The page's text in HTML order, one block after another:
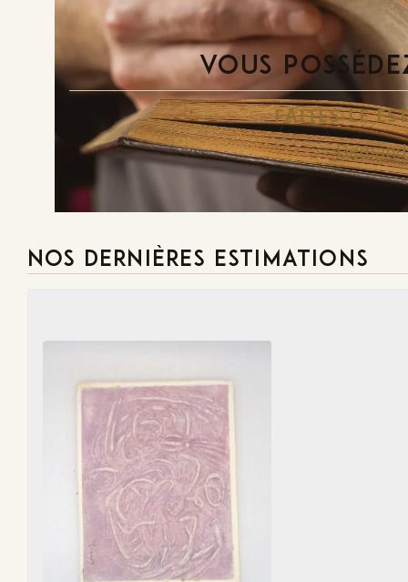
VOUS
FAITES-LE
NOS DERNIÈRES ESTIMATIONS